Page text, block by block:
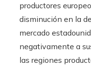
productores
disminución en la
mercado
negativamente a
las regiones